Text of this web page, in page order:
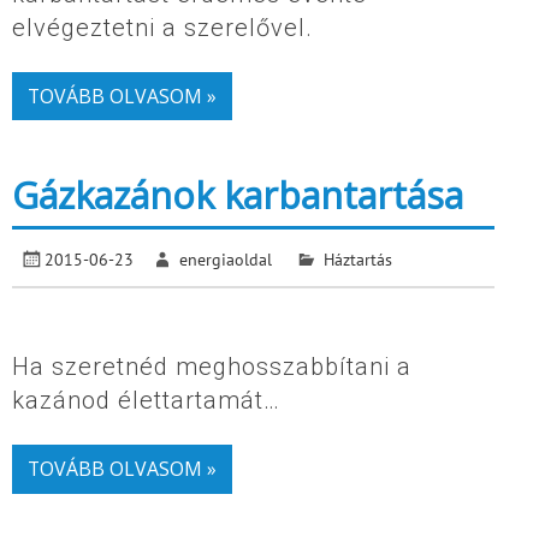
elvégeztetni a szerelővel.
TOVÁBB OLVASOM »
Gázkazánok karbantartása
2015-06-23 energiaoldal Háztartás
Ha szeretnéd meghosszabbítani a
kazánod élettartamát…
TOVÁBB OLVASOM »